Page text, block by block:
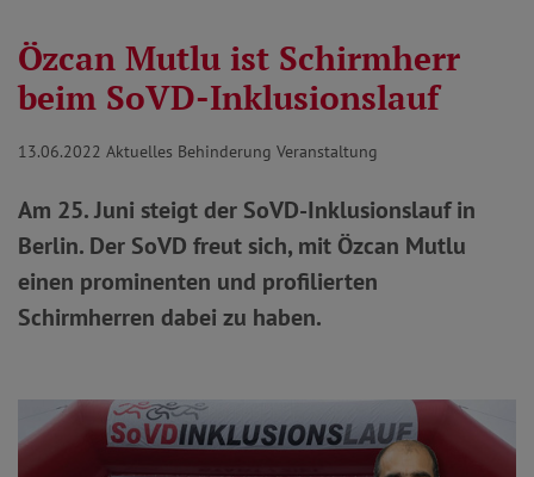
Özcan Mutlu ist Schirmherr
beim SoVD-Inklusionslauf
13.06.2022 Aktuelles Behinderung Veranstaltung
Am 25. Juni steigt der SoVD-Inklusionslauf in
Berlin. Der SoVD freut sich, mit Özcan Mutlu
einen prominenten und profilierten
Schirmherren dabei zu haben.